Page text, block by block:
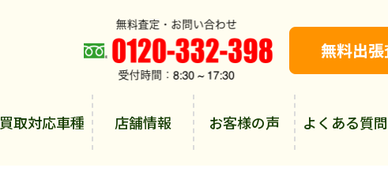
買取対応車種 店舗情報 お客様の声 よくある質問